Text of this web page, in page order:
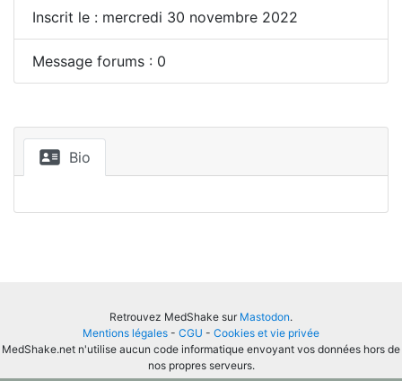
Inscrit le : mercredi 30 novembre 2022
Message forums : 0
Bio
Retrouvez MedShake sur Mastodon.
Mentions légales - CGU - Cookies et vie privée
MedShake.net n'utilise aucun code informatique envoyant vos données hors de
nos propres serveurs.